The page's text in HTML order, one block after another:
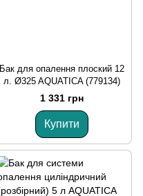
Бак для опалення плоский 12
л. Ø325 AQUATICA (779134)
1 331 грн
Купити